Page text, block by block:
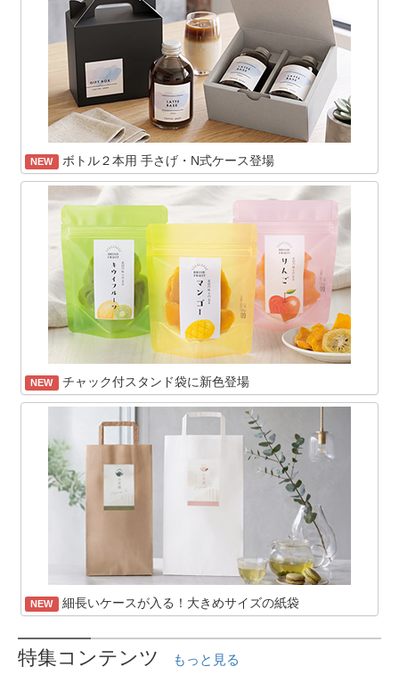
NEW ボトル２本用 手さげ・N式ケース登場
NEW チャック付スタンド袋に新色登場
NEW 細長いケースが入る！大きめサイズの紙袋
特集コンテンツ もっと見る